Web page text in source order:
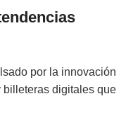
por la innovación
billeteras digitales que